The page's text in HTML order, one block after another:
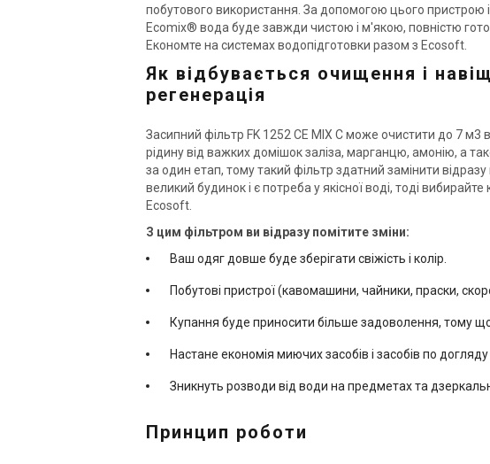
Фільтр пом’якшення води
Ecosoft FK 1035 CAB CE
Ціна
Ціна за запитом
Купити
Фільтр для
Ecosoft FK 1465
Ціна
В наявності
побутового використання. За допомогою цього пристрою
Ecomix® вода буде завжди чистою і м'якою, повністю
Економте на системах водопідготовки разом з Ecosoft.
Як відбувається очищення і
регенерація
Засипний фільтр FK 1252 CE MIX C може очистити до 7 м3
рідину від важких домішок заліза, марганцю, амонію, а
за один етап, тому такий фільтр здатний замінити
великий будинок і є потреба у якісної воді, тоді
Ecosoft.
З цим фільтром ви відразу помітите зміни:
Ваш одяг довше буде зберігати свіжість і колір.
Побутові пристрої (кавомашини, чайники, праски,
Купання буде приносити більше задоволення, тому
Настане економія миючих засобів і засобів по догляду
Зникнуть розводи від води на предметах та
Принцип роботи